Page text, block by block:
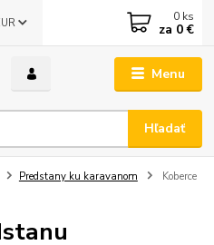
Menu
Hľadať
0 ks
za 0 €
Predstany ku karavanom
Koberce